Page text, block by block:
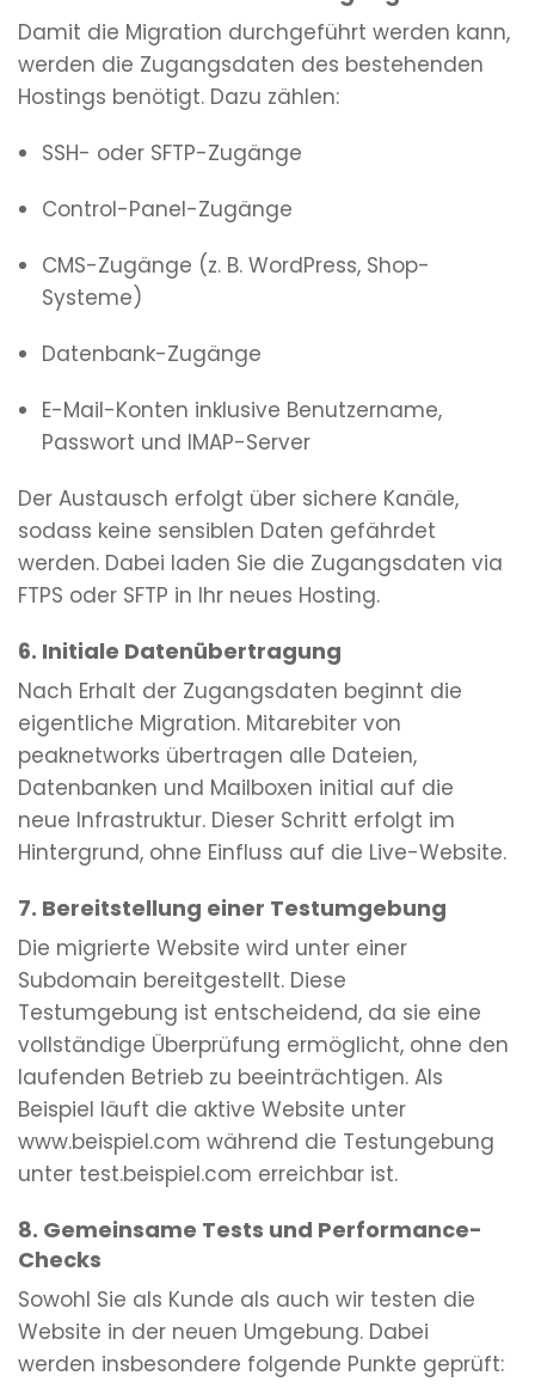
Damit die Migration durchgeführt werden kann,
werden die Zugangsdaten des bestehenden
Hostings benötigt. Dazu zählen:
SSH- oder SFTP-Zugänge
Control-Panel-Zugänge
CMS-Zugänge (z. B. WordPress, Shop-
Systeme)
Datenbank-Zugänge
E-Mail-Konten inklusive Benutzername,
Passwort und IMAP-Server
Der Austausch erfolgt über sichere Kanäle,
sodass keine sensiblen Daten gefährdet
werden. Dabei laden Sie die Zugangsdaten via
FTPS oder SFTP in Ihr neues Hosting.
6. Initiale Datenübertragung
Nach Erhalt der Zugangsdaten beginnt die
eigentliche Migration. Mitarebiter von
peaknetworks übertragen alle Dateien,
Datenbanken und Mailboxen initial auf die
neue Infrastruktur. Dieser Schritt erfolgt im
Hintergrund, ohne Einfluss auf die Live-Website.
7. Bereitstellung einer Testumgebung
Die migrierte Website wird unter einer
Subdomain bereitgestellt. Diese
Testumgebung ist entscheidend, da sie eine
vollständige Überprüfung ermöglicht, ohne den
laufenden Betrieb zu beeinträchtigen. Als
Beispiel läuft die aktive Website unter
www.beispiel.com während die Testungebung
unter test.beispiel.com erreichbar ist.
8. Gemeinsame Tests und Performance-
Checks
Sowohl Sie als Kunde als auch wir testen die
Website in der neuen Umgebung. Dabei
werden insbesondere folgende Punkte geprüft: